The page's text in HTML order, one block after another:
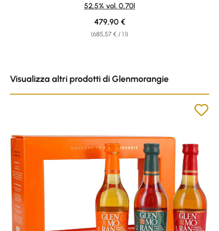
52,5% vol. 0,70l
(685,57 € / 1 l)
Regular price:
479,90 €
Visualizza altri prodotti di Glenmorangie